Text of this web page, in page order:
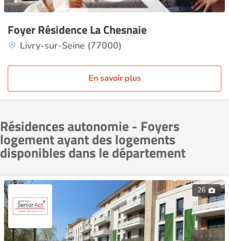
Foyer Résidence La Chesnaie
Livry-sur-Seine (77000)
En savoir plus
Résidences autonomie - Foyers
logement ayant des logements
disponibles dans le département
26